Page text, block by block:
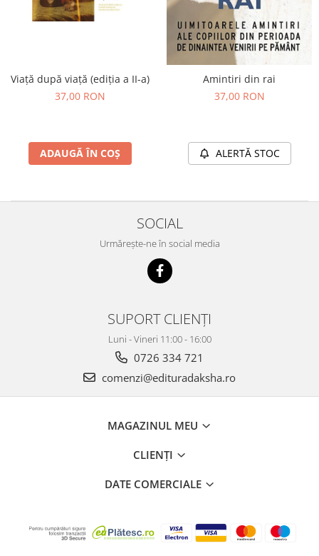
Cunoaștere
Viaţă după viaţă (ediţia a II-a)
37,00 RON
ADAUGĂ ÎN COȘ
Amintiri din rai
37,00 RON
ALERTĂ STOC
SOCIAL
Urmărește-ne în social media
SUPORT CLIENȚI
Luni - Vineri 11:00 - 16:00
0726 334 721
comenzi@edituradaksha.ro
MAGAZINUL MEU
CLIENȚI
DATE COMERCIALE